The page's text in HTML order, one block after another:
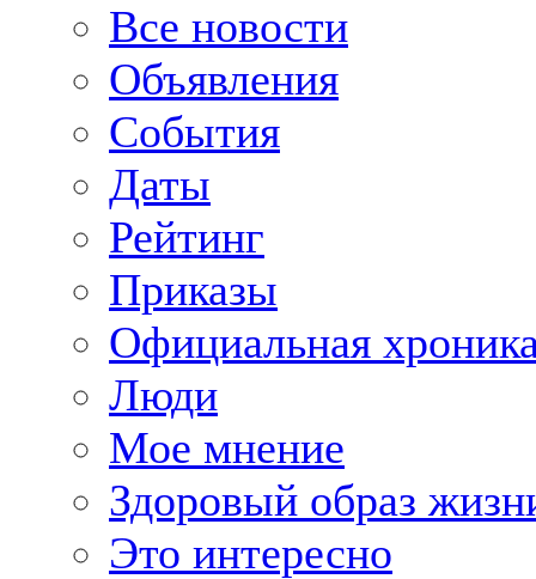
Все новости
Объявления
События
Даты
Рейтинг
Приказы
Официальная
Люди
Мое мнение
Здоровый образ
Это интересно